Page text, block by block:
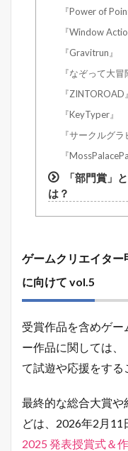
『Power of
『Window
『Gravitrun』
『なぞって大冒
『ZINTOROAD』
『KeyTyper』
『サークルグラ
『
「部門賞」
は？
ゲームクリエイター
に向けて vol.5
受賞作品を含めゲー
ー作品に関しては、
て試遊や応援をする
最終的な総合大賞
どは、2026年2月11
2025 発表授賞式＆